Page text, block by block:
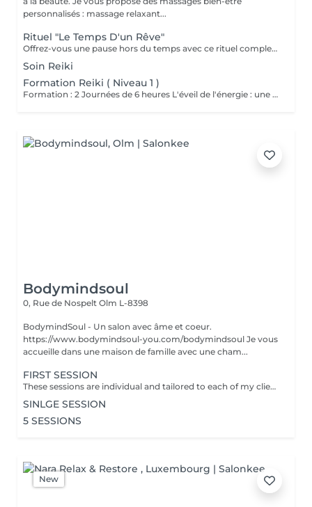
personnalisés : massage relaxant...
Rituel "Le Temps D'un Rêve"
Offrez-vous une pause hors du temps avec ce rituel complet alliant détente et harmonisation. Ce soin débute par une purification des mains et des pieds : gommage et masque pour les mains, bain, gommage et masque pour les pieds, pour une sensation de légèreté et de douceur. Il se poursuit avec un soin visage fondamental, suivi d'un énergétique Reiki. Le rituel se termine par un massage relaxant, pour un lâcher-prise profond et durable. Un moment de bien-être absolu le temps d'un rêve.
Soin Reiki
Formation Reiki ( Niveau 1 )
Formation : 2 Journées de 6 heures L'éveil de l'énergie : une initiation à l'énergie universelle du Reiki Usui. Ce 1er niveau permet d'apprendre à canaliser et transmettre l'énergie par imposition des mains, sur soi et sur autrui. La formation aborde les bases de la méthode traditionnelle de Mikao Usui, la purification énergétique, les auto-traitements et la découverte du centre intérieur. Cours en présentiel, théorique , pratique et initiation. Accessible a tous. Prévoir son pique nique.
Bodymindsoul
0, Rue de Nospelt Olm L-8398
BodymindSoul - Un salon avec âme et coeur.
https://www.bodymindsoul-you.com/bodymindsoul Je vous
accueille dans une maison de famille avec une cham...
FIRST SESSION
These sessions are individual and tailored to each of my clients, as we all have lived our own unique stories and have more to discover. Whether you're feeling low on courage, lost in your path, lacking focus and concentration, disconnected from your body, overwhelmed by fears that dictate your life, or constantly comparing yourself to others, these sessions are designed to assist you on your journey. Together, we find tools to restore emotional balance, achieve inner peace, and work towards your personal goals. How? -Breathing techniques - Visualisation - Specific moves - Reconnecting to your body - Self-reflection Each of the session is : - Language of your choice: English, French, German, Luxembourgish - 45-60 minutes - Structure: Recapping / Exchange & 15-30min Practice / Closing + Defining homework - Via zoom (if you dont have zoom we find an other solution) - Is confidential
SINLGE SESSION
5 SESSIONS
New